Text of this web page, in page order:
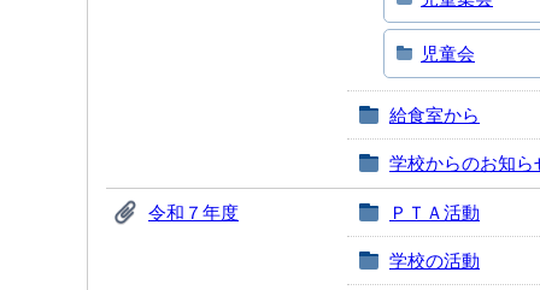
児童会
給食室から
学校からのお知ら
令和７年度 ＰＴＡ活動
学校の活動